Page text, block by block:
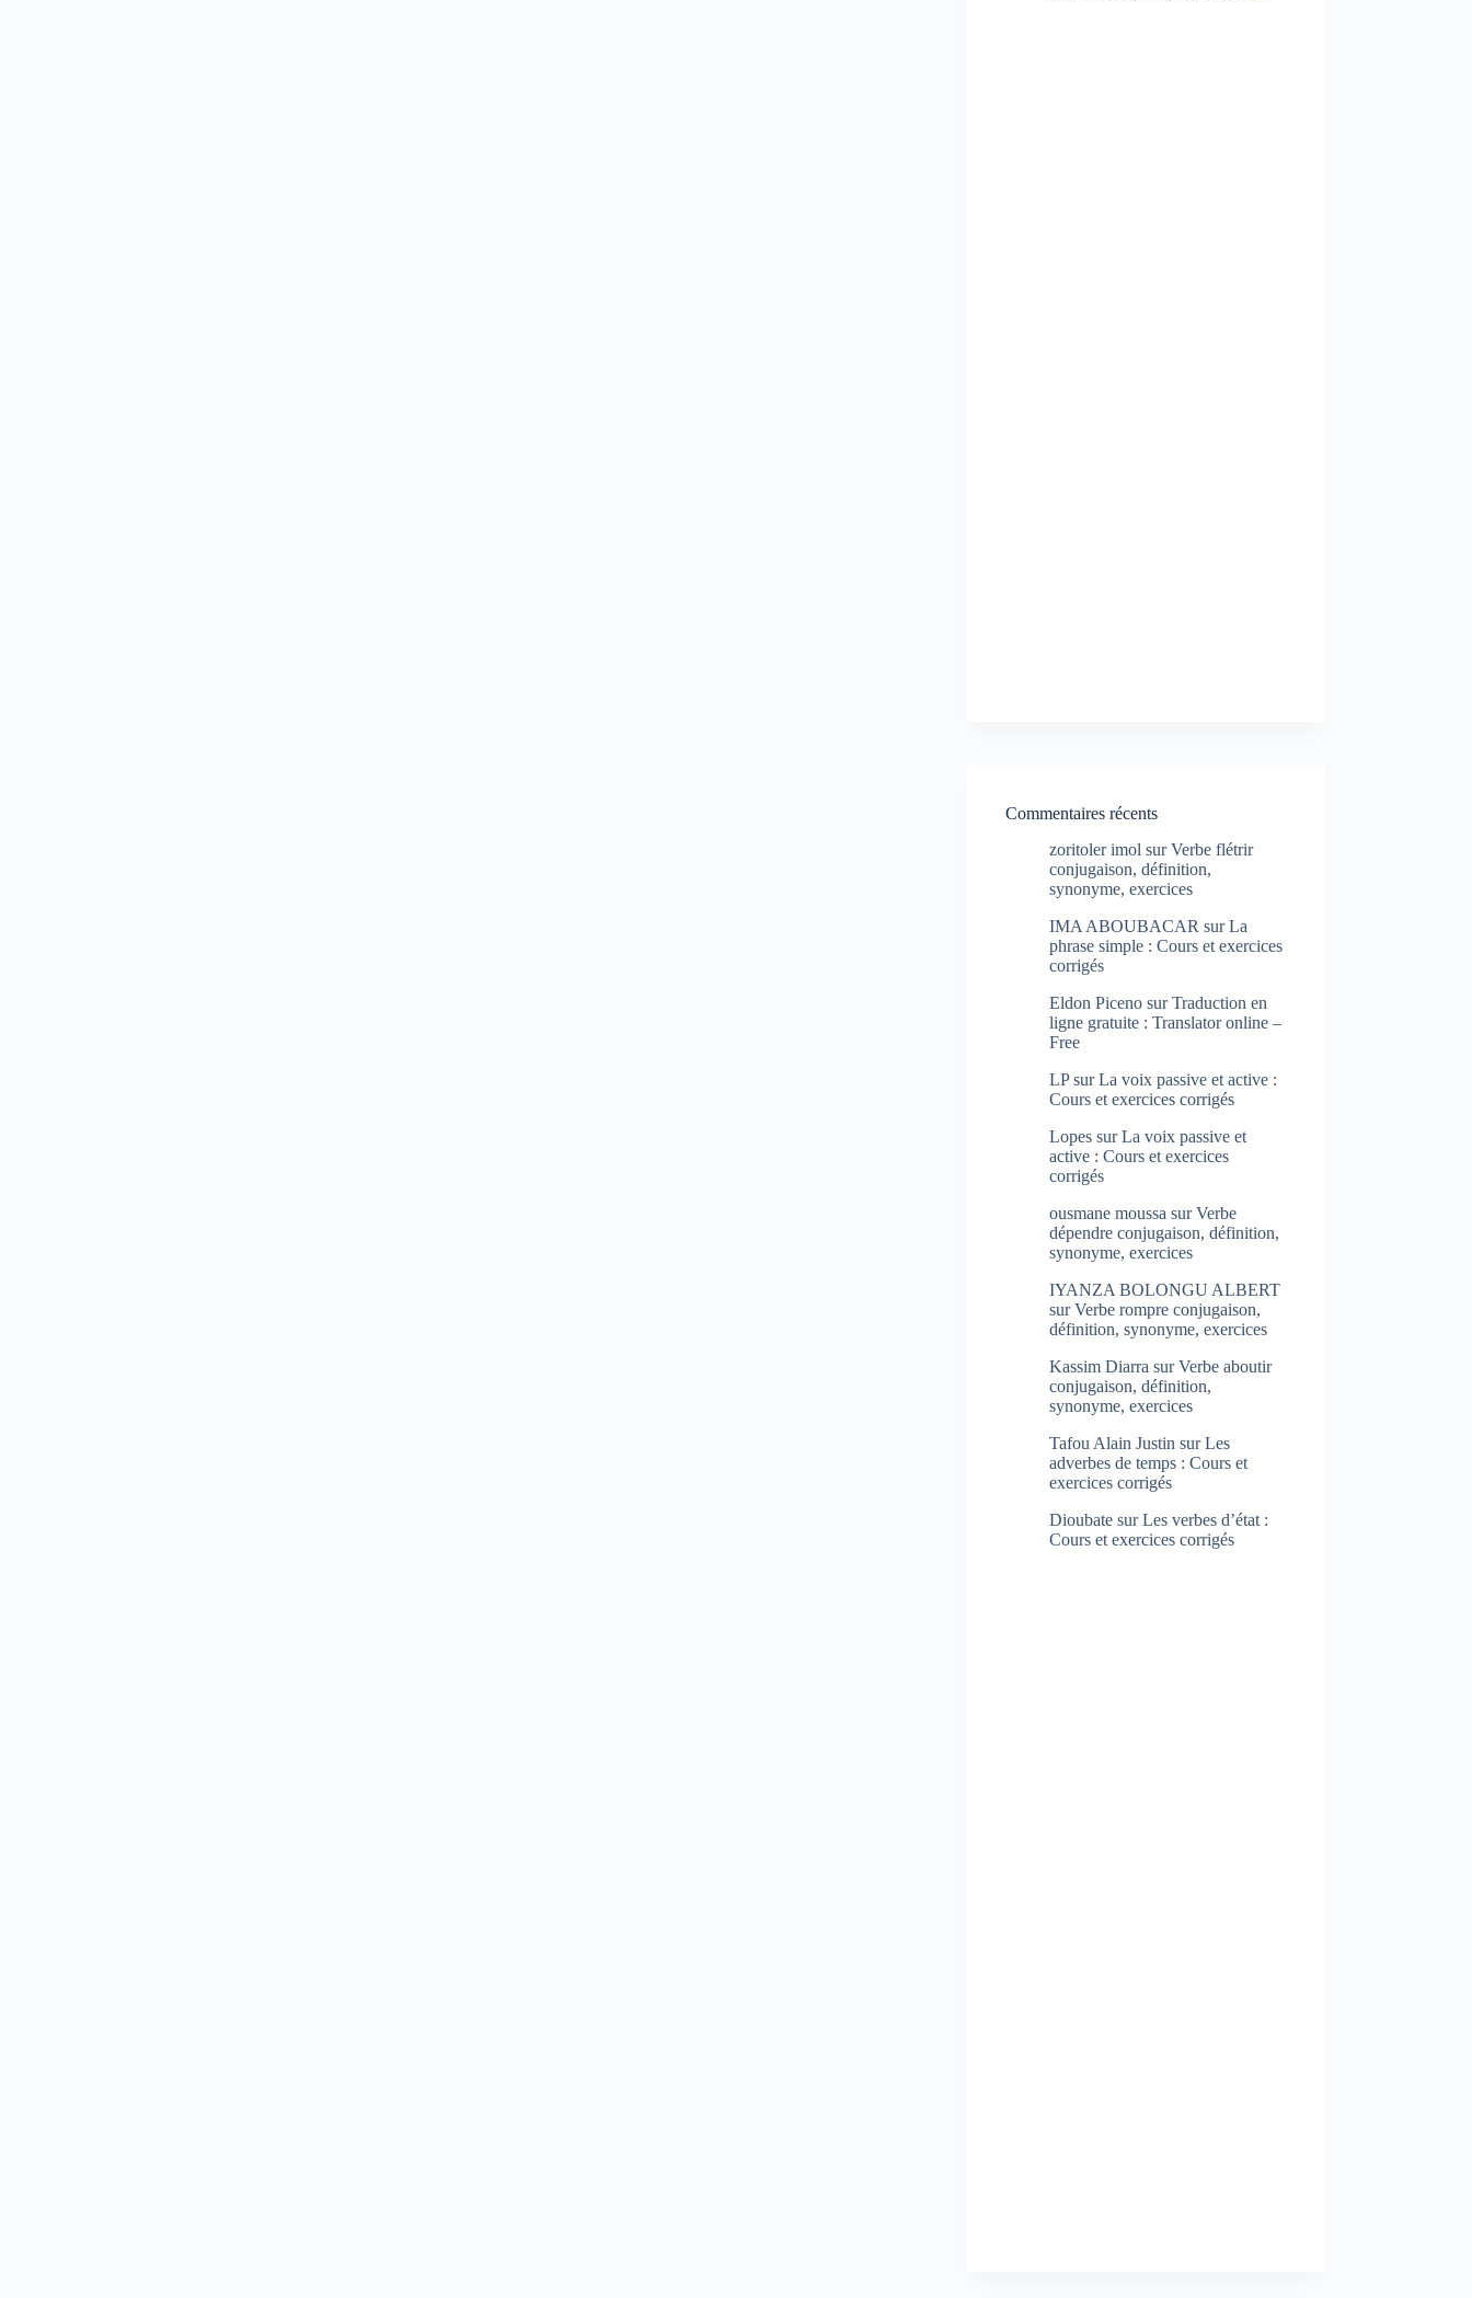
Commentaires récents
zoritoler imol surVerbe flétrir
conjugaison, définition,
synonyme, exercices
IMA ABOUBACAR surLa
phrase simple : Cours et exercices
corrigés
Eldon Piceno surTraduction en
ligne gratuite : Translator online –
Free
LPsurLa voix passive et active :
Cours et exercices corrigés
Lopes surLa voix passive et
active : Cours et exercices
corrigés
ousmane moussa surVerbe
dépendre conjugaison, définition,
synonyme, exercices
IYANZA BOLONGU ALBERT
surVerbe rompre conjugaison,
définition, synonyme, exercices
Kassim Diarra surVerbe aboutir
conjugaison, définition,
synonyme, exercices
Tafou Alain Justin surLes
adverbes de temps : Cours et
exercices corrigés
Dioubate surLes verbes d’état :
Cours et exercices corrigés